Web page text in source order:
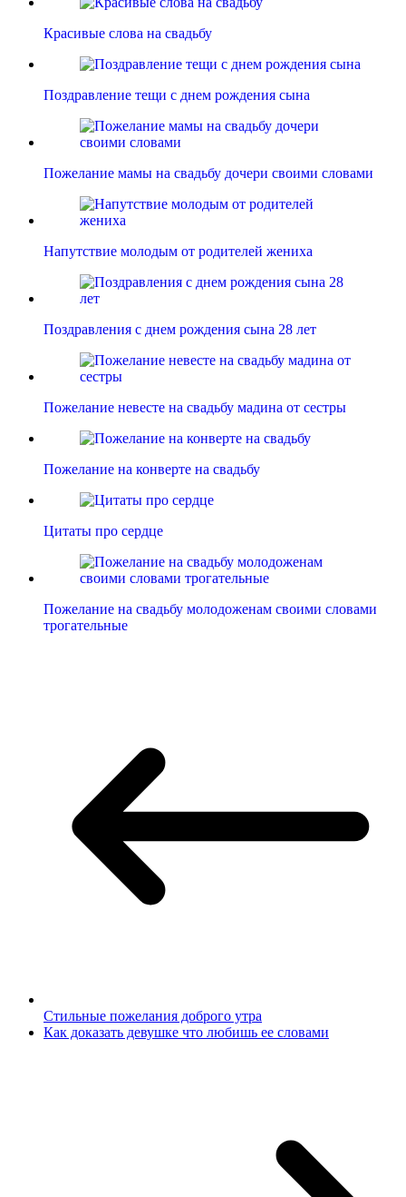
Красивые слова на свадьбу
Поздравление тещи с днем рождения сына
Пожелание мамы на свадьбу дочери своими словами
Напутствие молодым от родителей жениха
Поздравления с днем рождения сына 28 лет
Пожелание невесте на свадьбу мадина от сестры
Пожелание на конверте на свадьбу
Цитаты про сердце
Пожелание на свадьбу молодоженам своими словами
трогательные
Стильные пожелания доброго утра
Как доказать девушке что любишь ее словами